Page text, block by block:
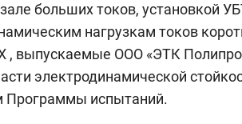
больших токов, установкой
нагрузкам токов
, выпускаемые ООО «ЭТК
электродинамической
Программы испытаний.